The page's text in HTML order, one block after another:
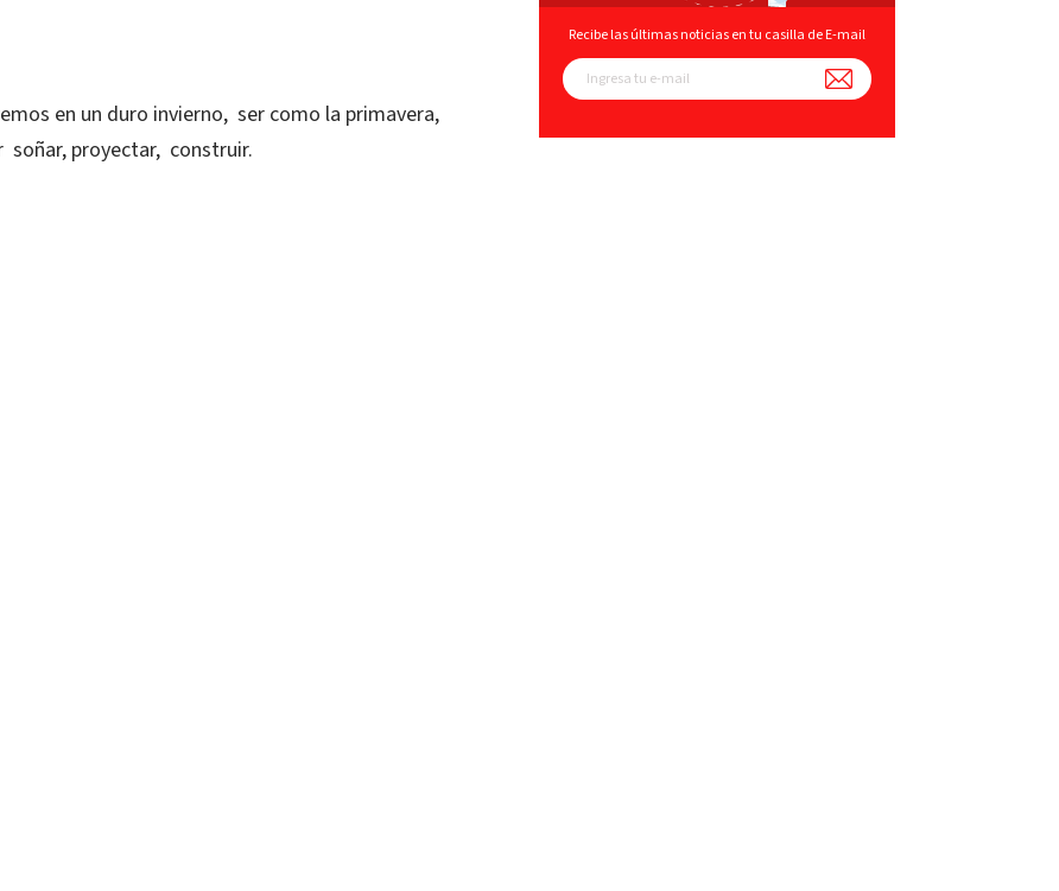
en un duro invierno, ser como la primavera,
proyectar, construir.
Recibe las últimas noticias en tu casilla de E-mail